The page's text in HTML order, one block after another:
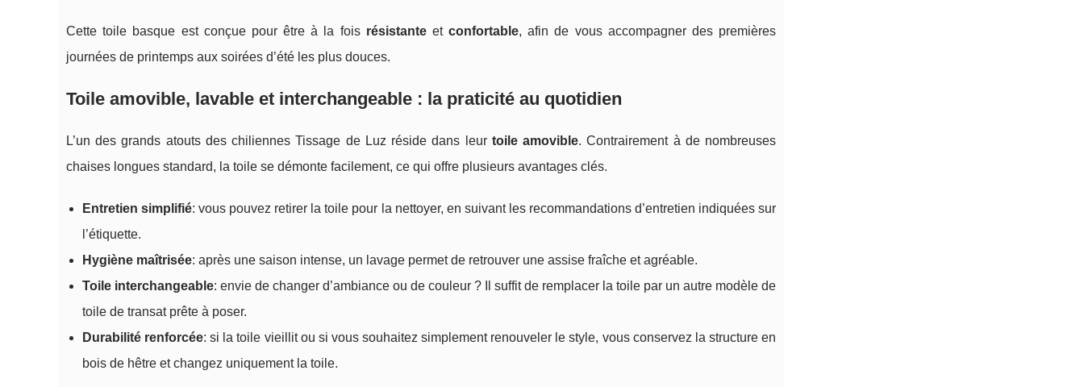
Cette toile basque est conçue pour être à la fois résistanteetconfortable, afin de vous accompagner des premières
journées de printemps aux soirées d’été les plus douces.
Toile amovible, lavable et interchangeable : la praticité au quotidien
L’un des grands atouts des chiliennes Tissage de Luz réside dans leur toile amovible. Contrairement à de nombreuses
chaises longues standard, la toile se démonte facilement, ce qui offre plusieurs avantages clés.
Entretien simplifié: vous pouvez retirer la toile pour la nettoyer, en suivant les recommandations d’entretien indiquées sur
l’étiquette.
Hygiène maîtrisée: après une saison intense, un lavage permet de retrouver une assise fraîche et agréable.
Toile interchangeable: envie de changer d’ambiance ou de couleur ? Il suffit de remplacer la toile par un autre modèle de
toile de transat prête à poser.
Durabilité renforcée: si la toile vieillit ou si vous souhaitez simplement renouveler le style, vous conservez la structure en
bois de hêtre et changez uniquement la toile.